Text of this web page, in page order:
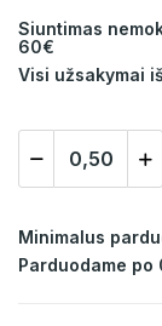
Siuntimas
60€
Visi užsakymai
Minimalus
Parduodame po